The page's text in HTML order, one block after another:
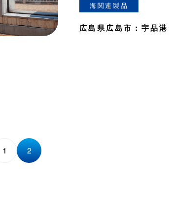
海関連製品
広島県広島市：宇品港
1 2